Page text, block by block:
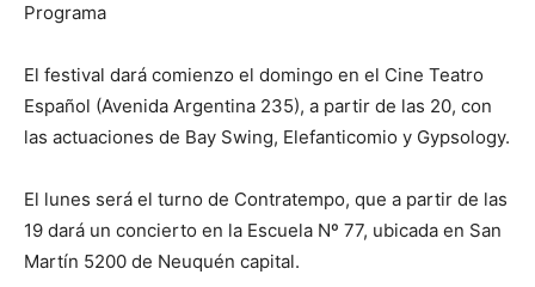
Programa
El festival dará comienzo el domingo en el Cine Teatro
Español (Avenida Argentina 235), a partir de las 20, con
las actuaciones de Bay Swing, Elefanticomio y Gypsology.
El lunes será el turno de Contratempo, que a partir de las
19 dará un concierto en la Escuela Nº 77, ubicada en San
Martín 5200 de Neuquén capital.